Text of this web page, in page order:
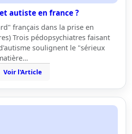
autiste en france ?
français dans la prise en
Trois pédopsychiatres faisant
soulignent le "sérieux
Voir l'Article